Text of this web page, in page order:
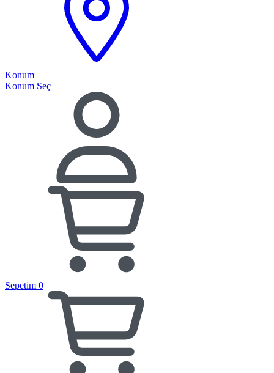
Konum
Konum Seç
Sepetim 0